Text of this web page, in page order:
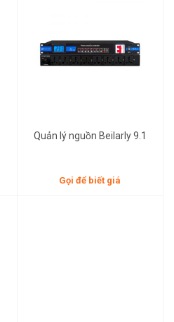
Quản lý nguồn Beilarly 9.1
Gọi để biết giá